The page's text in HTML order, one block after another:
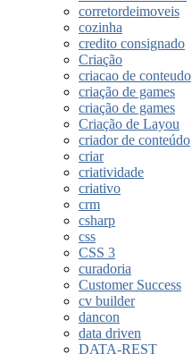
corretordeimoveis
cozinha
credito consignado
Criação
criacao de conteudo
criação de games
criação de games
Criação de Layou
criador de conteúdo
criar
criatividade
criativo
crm
csharp
css
CSS 3
curadoria
Customer Success
cv builder
dancon
data driven
DATA-REST